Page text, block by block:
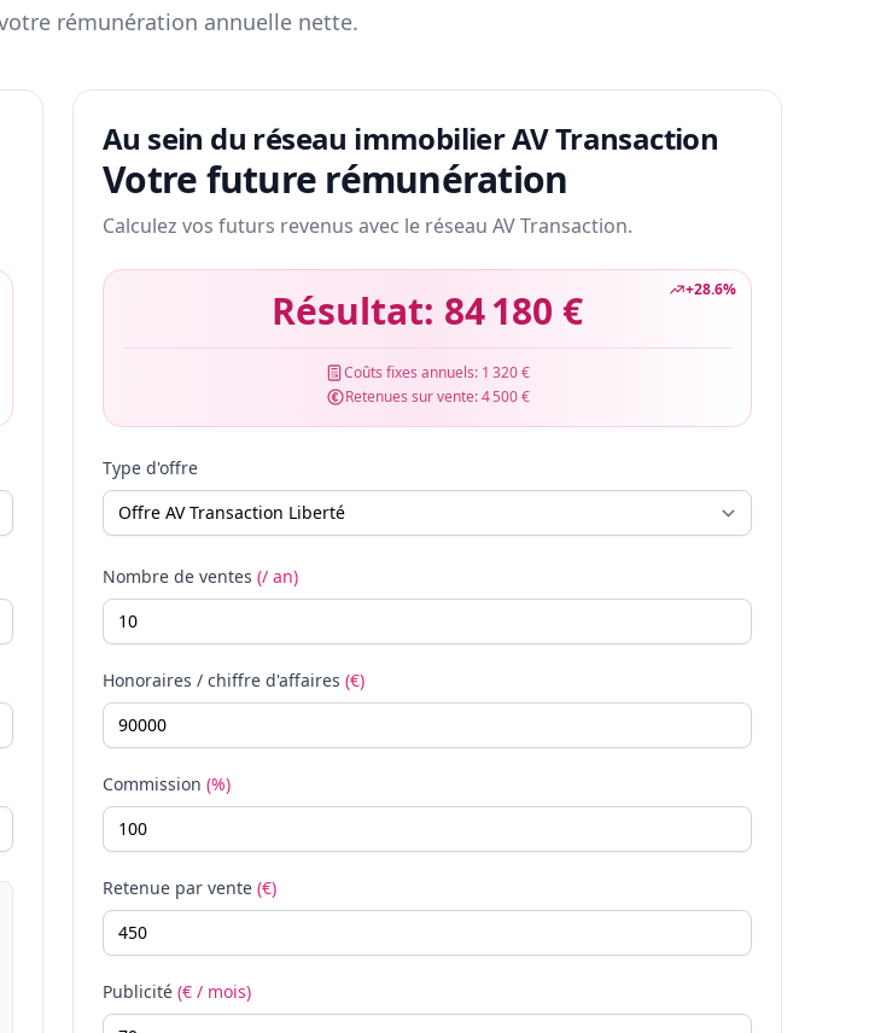
rémunération annuelle nette.
Au sein du réseau immobilier AV Transaction
Votre future rémunération
Calculez vos futurs revenus avec le réseau AV Transaction.
+28.6%
Résultat: 84 180 €
Coûts fixes annuels: 1 320 €
Retenues sur vente:4 500 €
Type d'offre
Nombre de ventes (/ an)
Honoraires / chiffre d'affaires (€)
Commission (%)
Retenue par vente (€)
Publicité (€ / mois)